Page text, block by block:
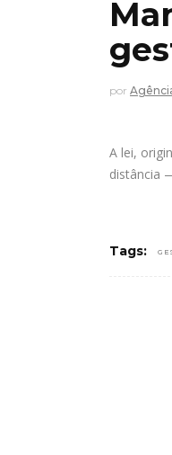
por
A lei,
distância
Tags: